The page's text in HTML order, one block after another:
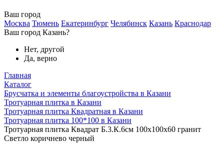
Ваш город
Москва Тюмень Екатеринбург Челябинск Казань Краснодар
Ваш город Казань?
Нет, другой
Да, верно
Главная
Каталог
Брусчатка и элементы благоустройства в Казани
Тротуарная плитка в Казани
Тротуарная плитка Квадратная в Казани
Тротуарная плитка 100*100 в Казани
Тротуарная плитка Квадрат Б.3.К.6см 100х100х60 гранит
Светло коричнево черный